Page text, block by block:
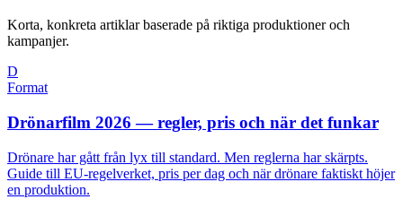
Korta, konkreta artiklar baserade på riktiga produktioner och
kampanjer.
D
Format
Drönarfilm 2026 — regler, pris och när det funkar
Drönare har gått från lyx till standard. Men reglerna har skärpts.
Guide till EU-regelverket, pris per dag och när drönare faktiskt höjer
en produktion.